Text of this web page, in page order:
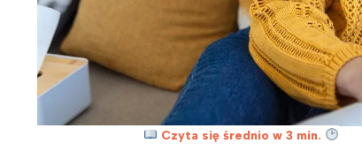
Czyta się średnio w 3 min.